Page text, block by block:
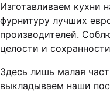
Изготавливаем кухни
фурнитуру лучших
производителей.
целости и
Здесь лишь малая
выкладываем наши